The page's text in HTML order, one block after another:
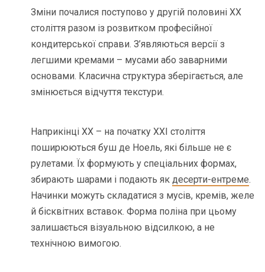
Зміни почалися поступово у другій половині ХХ
століття разом із розвитком професійної
кондитерської справи. З’являються версії з
легшими кремами – мусами або заварними
основами. Класична структура зберігається, але
змінюється відчуття текстури.
Наприкінці ХХ – на початку ХХІ століття
поширюються буш де Ноель, які більше не є
рулетами. Їх формують у спеціальних формах,
збирають шарами і подають якдесерти-ентреме.
Начинки можуть складатися з мусів, кремів, желе
й бісквітних вставок. Форма поліна при цьому
залишається візуальною відсилкою, а не
технічною вимогою.